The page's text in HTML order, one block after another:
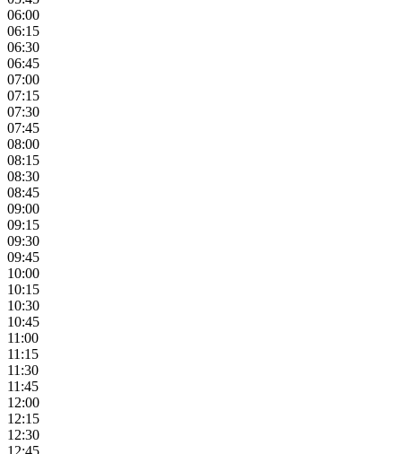
06:00
06:15
06:30
06:45
07:00
07:15
07:30
07:45
08:00
08:15
08:30
08:45
09:00
09:15
09:30
09:45
10:00
10:15
10:30
10:45
11:00
11:15
11:30
11:45
12:00
12:15
12:30
12:45